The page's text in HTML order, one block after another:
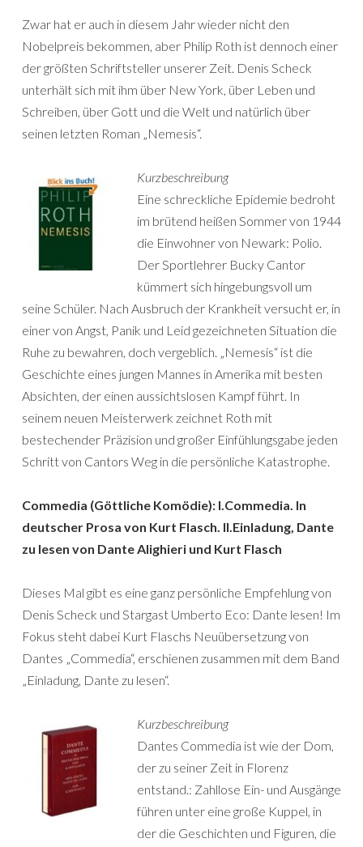
Zwar hat er auch in diesem Jahr wieder nicht den
Nobelpreis bekommen, aber Philip Roth ist dennoch einer
der größten Schriftsteller unserer Zeit. Denis Scheck
unterhält sich mit ihm über New York, über Leben und
Schreiben, über Gott und die Welt und natürlich über
seinen letzten Roman „Nemesis“.
Kurzbeschreibung
Eine schreckliche Epidemie bedroht
im brütend heißen Sommer von 1944
die Einwohner von Newark: Polio.
Der Sportlehrer Bucky Cantor
kümmert sich hingebungsvoll um
seine Schüler. Nach Ausbruch der Krankheit versucht er, in
einer von Angst, Panik und Leid gezeichneten Situation die
Ruhe zu bewahren, doch vergeblich. „Nemesis“ ist die
Geschichte eines jungen Mannes in Amerika mit besten
Absichten, der einen aussichtslosen Kampf führt. In
seinem neuen Meisterwerk zeichnet Roth mit
bestechender Präzision und großer Einfühlungsgabe jeden
Schritt von Cantors Weg in die persönliche Katastrophe.
Commedia (Göttliche Komödie): I.Commedia. In
deutscher Prosa von Kurt Flasch. II.Einladung, Dante
zu lesen von Dante Alighieri und Kurt Flasch
Dieses Mal gibt es eine ganz persönliche Empfehlung von
Denis Scheck und Stargast Umberto Eco: Dante lesen! Im
Fokus steht dabei Kurt Flaschs Neuübersetzung von
Dantes „Commedia“, erschienen zusammen mit dem Band
„Einladung, Dante zu lesen“.
Kurzbeschreibung
Dantes Commedia ist wie der Dom,
der zu seiner Zeit in Florenz
entstand.: Zahllose Ein- und Ausgänge
führen unter eine große Kuppel, in
der die Geschichten und Figuren, die